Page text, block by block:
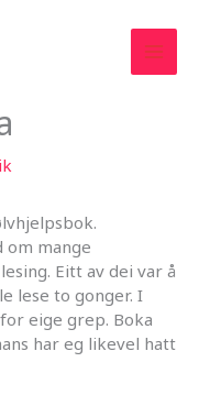
om mange
Eitt av dei var å
lese to gonger. I
eige grep. Boka
har eg likevel hatt